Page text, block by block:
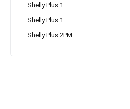
Shelly Plus 1
Shelly Plus 1
Shelly Plus 2PM